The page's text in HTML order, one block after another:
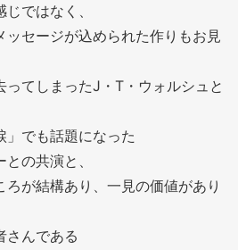
ではなく、
ッセージが込められた作りもお見
ってしまったJ・T・ウォルシュと
」でも話題になった
の共演と、
が結構あり、一見の価値があり
さんである